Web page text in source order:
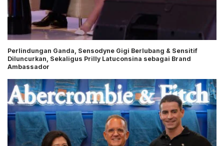
Perlindungan Ganda, Sensodyne Gigi Berlubang & Sensitif
Diluncurkan, Sekaligus Prilly Latuconsina sebagai Brand
Ambassador